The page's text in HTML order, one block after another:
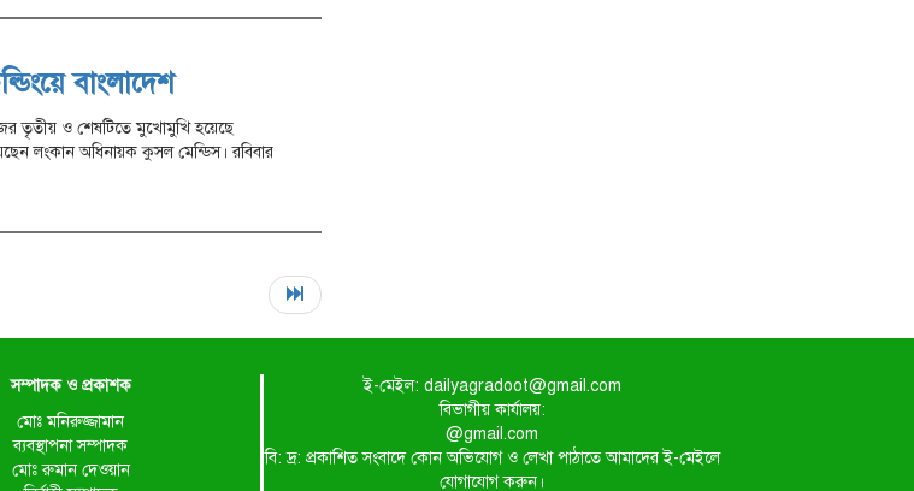
বাংলাদেশ
তৃতীয় ও শেষটিতে মুখোমুখি হয়েছে
লংকান অধিনায়ক কুসল মেন্ডিস। রবিবার
সম্পাদক ও প্রকাশক
মোঃ মনিরুজ্জামান
ব্যবস্থাপনা সম্পাদক
মোঃ রুমান দেওয়ান
ই-মেইল: dailyagradoot@gmail.com
বিভাগীয় কার্যালয়:
@gmail.com
বি: দ্র: প্রকাশিত সংবাদে কোন অভিযোগ ও লেখা পাঠাতে আমাদের ই-মেইলে
যোগাযোগ করুন।